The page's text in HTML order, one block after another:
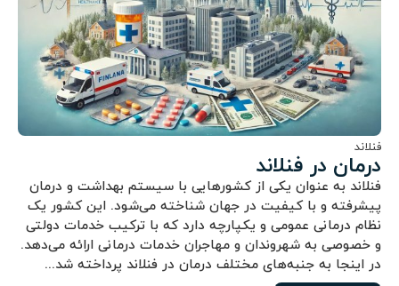
فنلاند
درمان در فنلاند
فنلاند به عنوان یکی از کشورهایی با سیستم بهداشت و درمان
پیشرفته و با کیفیت در جهان شناخته می‌شود. این کشور یک
نظام درمانی عمومی و یکپارچه دارد که با ترکیب خدمات دولتی
و خصوصی به شهروندان و مهاجران خدمات درمانی ارائه می‌دهد.
در اینجا به جنبه‌های مختلف درمان در فنلاند پرداخته شد...